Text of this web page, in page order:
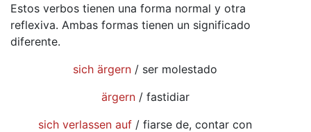
Estos verbos tienen una forma normal y otra
reflexiva. Ambas formas tienen un significado
diferente.
sich ärgern / ser molestado
ärgern/ fastidiar
sich verlassen auf / fiarse de, contar con